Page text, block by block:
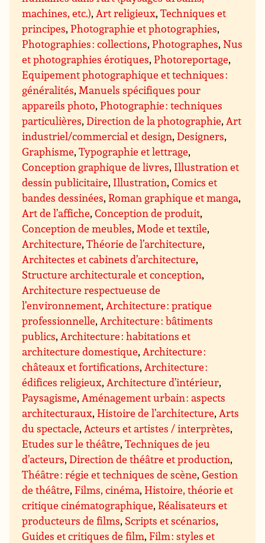
machines, etc.),Art religieux,Techniques et
principes,Photographie et photographies,
Photographies : collections,Photographes,Nus
et photographies érotiques,Photoreportage,
Equipement photographique et techniques :
généralités,Manuels spécifiques pour
appareils photo,Photographie : techniques
particulières,Direction de la photographie,Art
industriel/commercial et design,Designers,
Graphisme,Typographie et lettrage,
Conception graphique de livres, Illustration et
dessin publicitaire, Illustration,Comics et
bandes dessinées,Roman graphique et manga,
Art de l’affiche,Conception de produit,
Conception de meubles,Mode et textile,
Architecture,Théorie de l’architecture,
Architectes et cabinets d’architecture,
Structure architecturale et conception,
Architecture respectueuse de
l’environnement,Architecture : pratique
professionnelle,Architecture : bâtiments
publics,Architecture : habitations et
architecture domestique,Architecture :
châteaux et fortifications,Architecture :
édifices religieux,Architecture d’intérieur,
Paysagisme,Aménagement urbain : aspects
architecturaux,Histoire de l’architecture,Arts
du spectacle,Acteurs et artistes / interprètes,
Etudes sur le théâtre,Techniques de jeu
d’acteurs,Direction de théâtre et production,
Théâtre : régie et techniques de scène,Gestion
de théâtre,Films, cinéma,Histoire, théorie et
critique cinématographique,Réalisateurs et
producteurs de films, Scripts et scénarios,
Guides et critiques de film,Film : styles et